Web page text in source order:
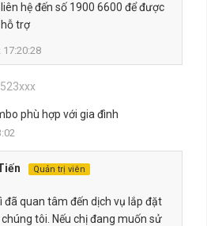
hệ đến số 1900 6600 để được
trợ
17:20:28
phù hợp với gia đình
Quản trị viên
đã quan tâm đến dịch vụ lắp đặt
tôi. Nếu chị đang muốn sử